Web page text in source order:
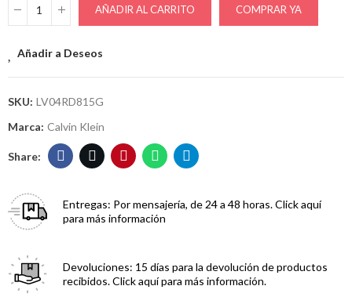
AÑADIR AL CARRITO COMPRAR YA
Añadir a Deseos
SKU: LV04RD815G
Marca: Calvin Klein
Entregas: Por mensajería, de 24 a 48 horas. Click aquí
para más información
Devoluciones: 15 días para la devolución de productos
recibidos. Click aquí para más información.